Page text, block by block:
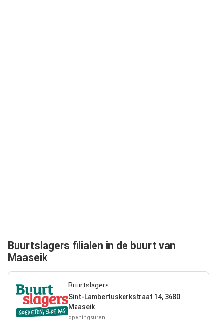
Buurtslagers filialen in de buurt van
Maaseik
Buurtslagers
Sint-Lambertuskerkstraat 14, 3680
Maaseik
openingsuren